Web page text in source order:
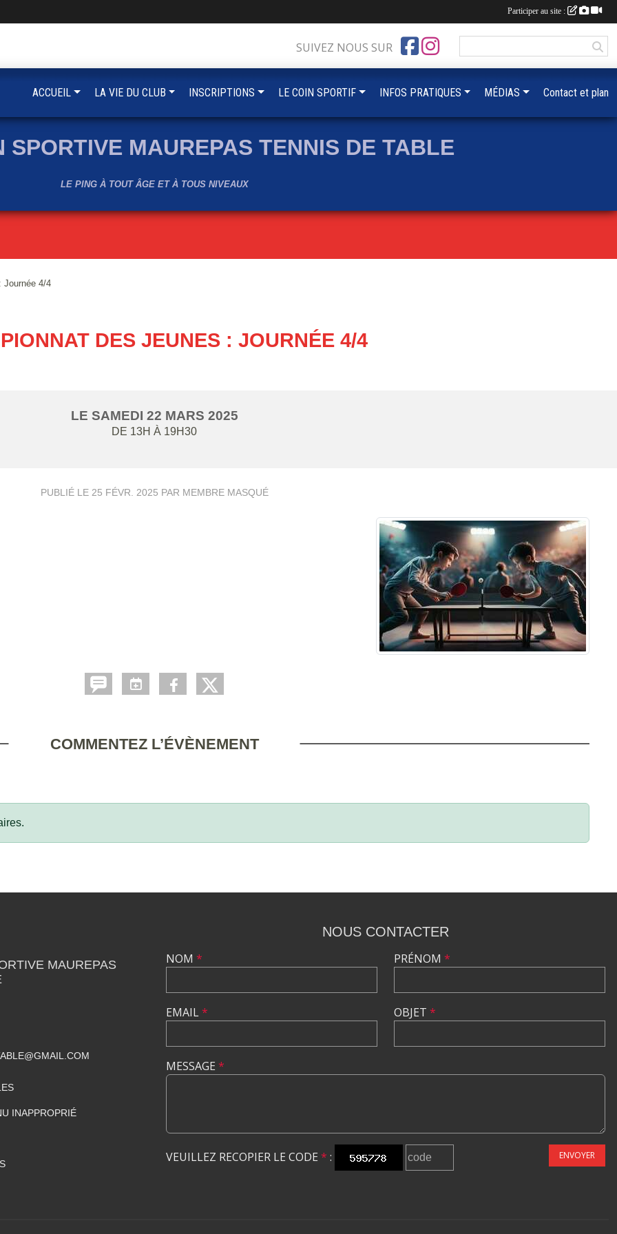
SPORTIVE MAUREPAS TENNIS DE TABLE
LE PING À TOUT ÂGE ET À TOUS NIVEAUX
Journée 4/4
DES JEUNES : JOURNÉE 4/4
LE SAMEDI 22 MARS 2025
DE 13H À 19H30
PUBLIÉ LE 25 FÉVR. 2025 PAR MEMBRE MASQUÉ
COMMENTEZ L’ÉVÈNEMENT
SUIVEZ NOUS SUR
ACCUEIL LA VIE DU CLUB INSCRIPTIONS LE COIN SPORTIF INFOS PRATIQUES MÉDIAS Contact et plan
MAUREPAS
INAPPROPRIÉ
NOUS CONTACTER
NOM *
EMAIL*
PRÉNOM *
OBJET *
MESSAGE *
VEUILLEZ RECOPIER LE CODE * : ENVOYER
Participer au site :